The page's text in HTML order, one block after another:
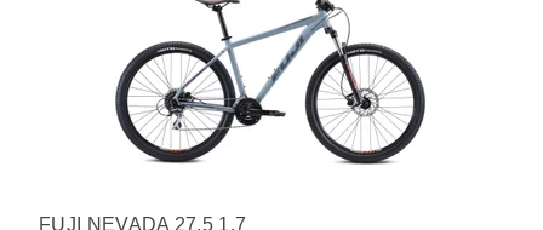
FUJI NEVADA 27,5 1.7